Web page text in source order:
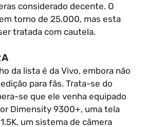
considerado decente. O
torno de 25.000, mas esta
tratada com cautela.
da lista é da Vivo, embora não
para fãs. Trata-se do
se que ele venha equipado
Dimensity 9300+, uma tela
um sistema de câmera